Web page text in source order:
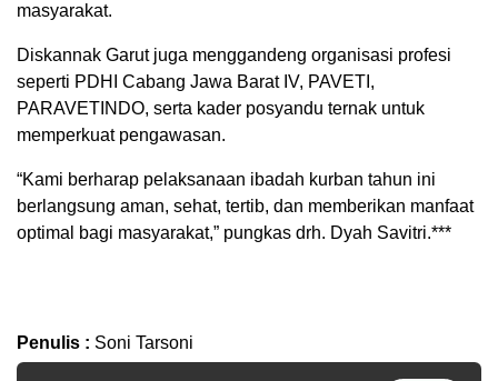
masyarakat.
Diskannak Garut juga menggandeng organisasi profesi
seperti PDHI Cabang Jawa Barat IV, PAVETI,
PARAVETINDO, serta kader posyandu ternak untuk
memperkuat pengawasan.
“Kami berharap pelaksanaan ibadah kurban tahun ini
berlangsung aman, sehat, tertib, dan memberikan manfaat
optimal bagi masyarakat,” pungkas drh. Dyah Savitri.***
Penulis : Soni Tarsoni